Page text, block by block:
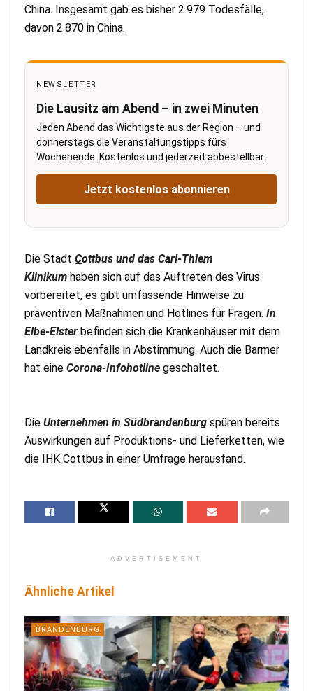
China. Insgesamt gab es bisher 2.979 Todesfälle,
davon 2.870 in China.
NEWSLETTER
Die Lausitz am Abend – in zwei Minuten
Jeden Abend das Wichtigste aus der Region – und
donnerstags die Veranstaltungstipps fürs
Wochenende. Kostenlos und jederzeit abbestellbar.
Jetzt kostenlos abonnieren
Die Stadt Cottbus und das Carl-Thiem
Klinikum haben sich auf das Auftreten des Virus
vorbereitet, es gibt umfassende Hinweise zu
präventiven Maßnahmen und Hotlines für Fragen. In
Elbe-Elster befinden sich die Krankenhäuser mit dem
Landkreis ebenfalls in Abstimmung. Auch die Barmer
hat eine Corona-Infohotline geschaltet.
Die Unternehmen in Südbrandenburg spüren bereits
Auswirkungen auf Produktions- und Lieferketten, wie
die IHK Cottbus in einer Umfrage herausfand.
ADVERTISEMENT
Ähnliche Artikel
BRANDENBURG